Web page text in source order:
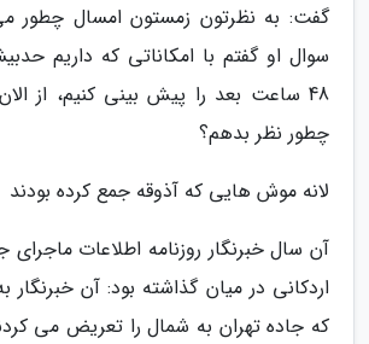
گفت: به نظرتون زمستون امسال چطور
سوال او گفتم با امکاناتی که داریم
چطور نظر بدهم؟
لانه موش هایی که آذوقه جمع کرده بودند
آن سال خبرنگار روزنامه اطلاعات ماجرای
اردکانی در میان گذاشته بود: آن
که جاده تهران به شمال را تعریض می